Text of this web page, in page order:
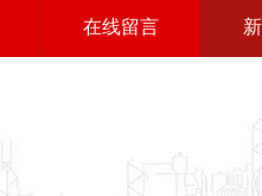
在线留言